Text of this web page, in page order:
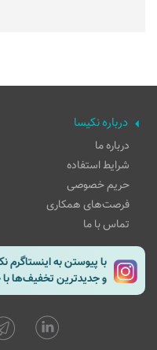
درباره نکیسا
درباره ما
شرایط استفاده
حریم خصوصی
فرصت‌های همکاری
تماس با ما
با پیوستن به
و جدیدترین تخفیف‌ها